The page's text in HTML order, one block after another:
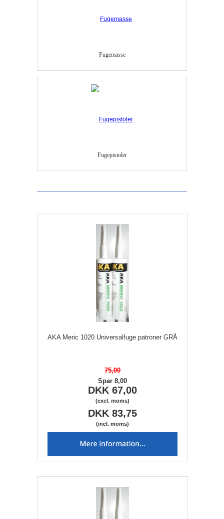
Fugemasse
Fugepistoler
AKA Meric 1020 Universalfuge patroner GRÅ
75,00
Spar 8,00
DKK 67,00
(excl. moms)
DKK 83,75
(incl. moms)